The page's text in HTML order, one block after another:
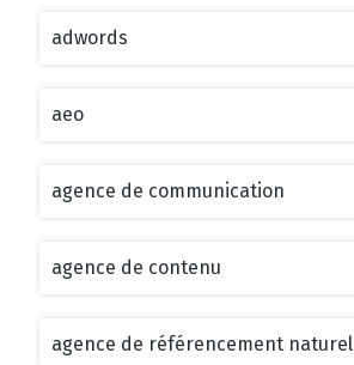
adwords
aeo
agence de communication
agence de contenu
agence de référencement naturel